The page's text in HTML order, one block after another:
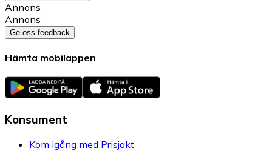
Annons
Annons
Ge oss feedback
Hämta mobilappen
Konsument
Kom igång med Prisjakt